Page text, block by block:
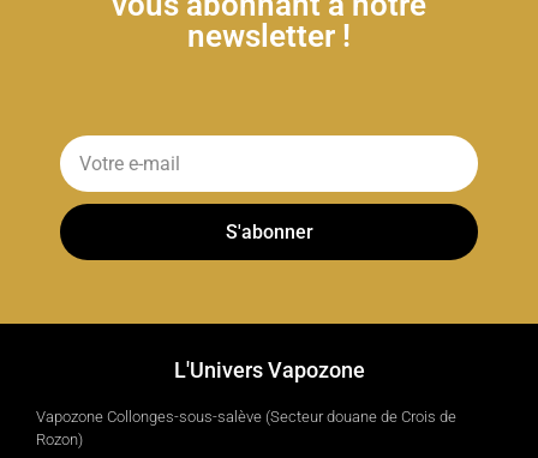
newsletter !
S'abonner
L'Univers Vapozone
Vapozone Collonges-sous-salève (Secteur douane de Crois de
Rozon)